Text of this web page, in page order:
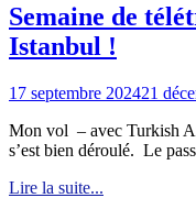
Semaine de
Istanbul !
17 septembre 202421
Mon vol – avec Turkish
s’est bien déroulé. Le
Lire la suite...